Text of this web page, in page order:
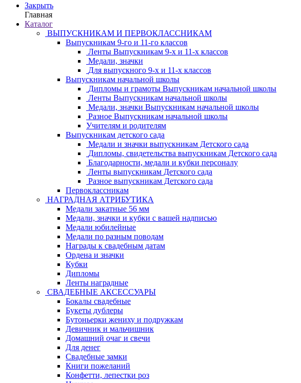
Закрыть
Главная
Каталог
ВЫПУСКНИКАМ И ПЕРВОКЛАССНИКАМ
Выпускникам 9-го и 11-го классов
Ленты Выпускникам 9-х и 11-х классов
Медали, значки
Для выпускного 9-х и 11-х классов
Выпускникам начальной школы
Дипломы и грамоты Выпускникам начальной школы
Ленты Выпускникам начальной школы
Медали, значки Выпускникам начальной школы
Разное Выпускникам начальной школы
Учителям и родителям
Выпускникам детского сада
Медали и значки выпускникам Детского сада
Дипломы, свидетельства выпускникам Детского сада
Благодарности, медали и кубки персоналу
Ленты выпускникам Детского сада
Разное выпускникам Детского сада
Первоклассникам
НАГРАДНАЯ АТРИБУТИКА
Медали закатные 56 мм
Медали, значки и кубки с вашей надписью
Медали юбилейные
Медали по разным поводам
Награды к свадебным датам
Ордена и значки
Кубки
Дипломы
Ленты наградные
СВАДЕБНЫЕ АКСЕССУАРЫ
Бокалы свадебные
Букеты дублеры
Бутоньерки жениху и подружкам
Девичник и мальчишник
Домашний очаг и свечи
Для денег
Свадебные замки
Книги пожеланий
Конфетти, лепестки роз